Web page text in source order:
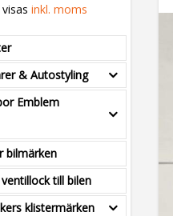
visasinkl. moms
& Autostyling
Emblem
bilmärken
till bilen
klistermärken